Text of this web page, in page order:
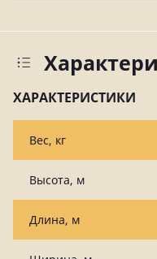
ХАРАКТЕРИСТИКИ
Вес, кг
Высота, м
Длина, м